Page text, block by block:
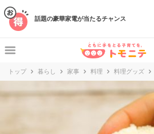
話題の豪華家電が当たるチャンス
トップ 暮らし 家事 料理 料理グッズ